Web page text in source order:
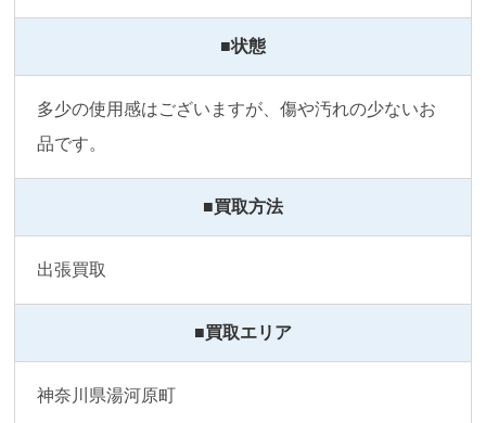
■状態
多少の使用感はございますが、傷や汚れの少ないお
品です。
■買取方法
出張買取
■買取エリア
神奈川県湯河原町